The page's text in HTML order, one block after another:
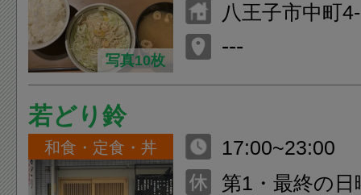
写真10枚
八王子市中町
---
若どり鈴
和食・定食・丼
17:00~23:00
第1・最終の日